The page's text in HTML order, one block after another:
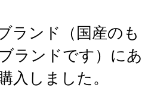
ランド（国産のも
ランドです）にあ
入しました。